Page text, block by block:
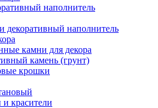
наполнитель
декоративный наполнитель
камни для декора
камень (грунт)
крошки
красители